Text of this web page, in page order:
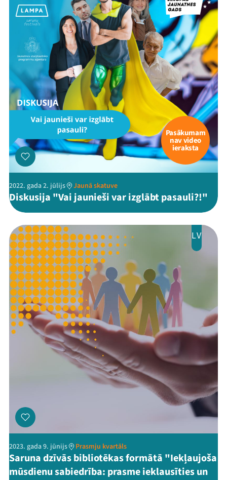
Pasākumam
nav video
ieraksta
2022. gada 2. jūlijs Jaunā skatuve
Diskusija "Vai jaunieši var izglābt pasauli?!"
LV
2023. gada 9. jūnijs Prasmju kvartāls
Saruna dzīvās bibliotēkas formātā "Iekļaujoša
mūsdienu sabiedrība: prasme ieklausīties un